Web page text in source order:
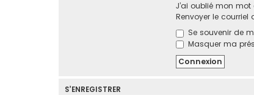
J’ai oublié mon
Renvoyer le
Se souvenir de
Masquer ma
S’ENREGISTRER